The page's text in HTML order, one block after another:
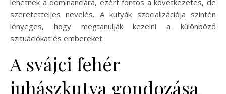
szeretetteljes nevelés. A kutyák szocializációja szintén
lényeges, hogy megtanulják kezelni a különböző
szituációkat és embereket.
A svájci fehér
juhászkutya gondozása